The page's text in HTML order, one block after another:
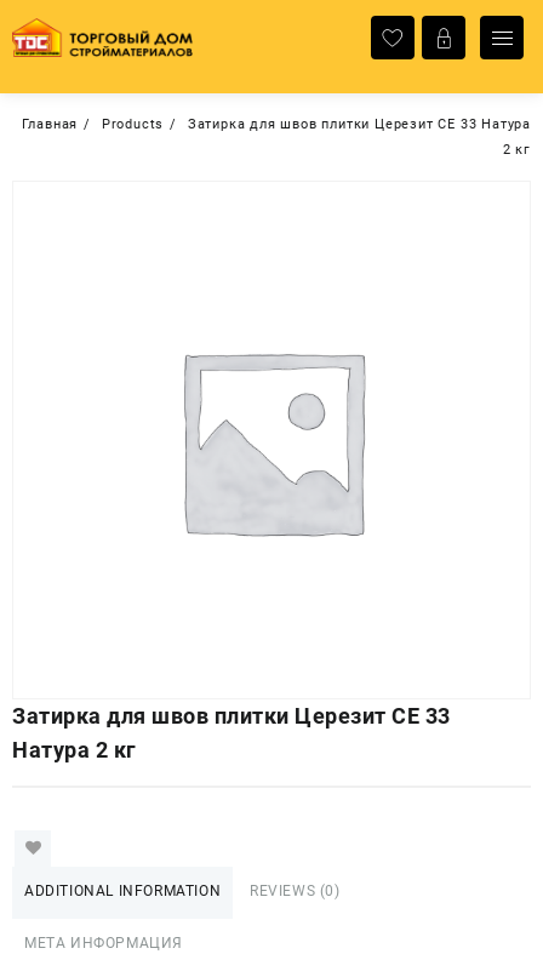
содержимому
Главная Products
Затирка для швов плитки Церезит СЕ 33 Натура
2 кг
Затирка для швов плитки Церезит СЕ 33
Натура 2 кг
ADDITIONAL INFORMATION REVIEWS (0)
МЕТА ИНФОРМАЦИЯ